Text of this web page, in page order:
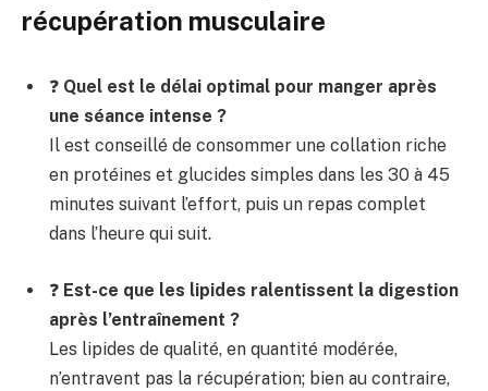
récupération musculaire
❓ Quel est le délai optimal pour manger après
une séance intense ?
Il est conseillé de consommer une collation riche
en protéines et glucides simples dans les 30 à 45
minutes suivant l’effort, puis un repas complet
dans l’heure qui suit.
❓ Est-ce que les lipides ralentissent la digestion
après l’entraînement ?
Les lipides de qualité, en quantité modérée,
n’entravent pas la récupération; bien au contraire,